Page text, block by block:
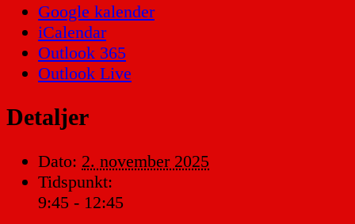
Google kalender
iCalendar
Outlook 365
Outlook Live
Detaljer
Dato: 2. november 2025
Tidspunkt:
9:45 - 12:45